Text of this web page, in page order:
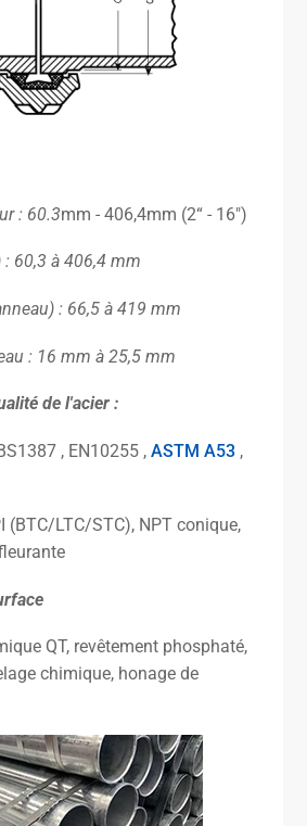
: 60.3mm - 406,4mm (2“ - 16″)
60,3 à 406,4 mm
: 66,5 à 419 mm
: 16 mm à 25,5 mm
de l'acier :
, EN10255 ,ASTM A53 ,
(BTC/LTC/STC), NPT conique,
QT, revêtement phosphaté,
chimique, honage de